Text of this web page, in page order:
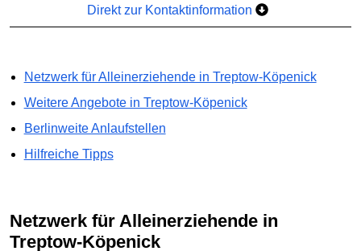
Direkt zur Kontaktinformation
Netzwerk für Alleinerziehende in Treptow-Köpenick
Weitere Angebote in Treptow-Köpenick
Berlinweite Anlaufstellen
Hilfreiche Tipps
Netzwerk für Alleinerziehende in
Treptow-Köpenick